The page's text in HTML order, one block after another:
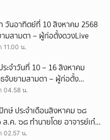
วันอาทิตย์ที่ 10 สิงหาคม 2568
มสามตา – ผู้ก่อตั้งดวงLive
11.00 น.
ะจำวันที่ 10 – 16 สิงหาคม
จับยามสามตา – ผู้ก่อตั้ง
04.58 น.
กษ์ ประจำเดือนสิงหาคม ๖๘
.ค. ๖๘ ทำนายโดย อาจารย์เก๋
”02.57 น.